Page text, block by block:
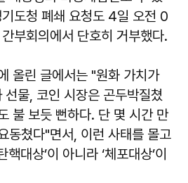
도청 폐쇄 요청도 4일 오전 0
부회의에서 단호히 거부했다.
올린 글에서는 "원화 가치가
물, 코인 시장은 곤두박질쳤
불 보듯 뻔하다. 단 몇 시간 만
동쳤다"면서, 이런 사태를 몰고
대상’이 아니라 ‘체포대상’이